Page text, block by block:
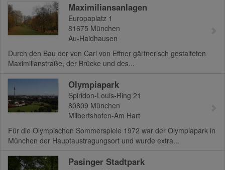
Maximiliansanlagen
Europaplatz 1
81675 München
Au-Haidhausen
Durch den Bau der von Carl von Effner gärtnerisch gestalteten
Maximilianstraße, der Brücke und des...
Olympiapark
Spiridon-Louis-Ring 21
80809 München
Milbertshofen-Am Hart
Für die Olympischen Sommerspiele 1972 war der Olympiapark in
München der Hauptaustragungsort und wurde extra...
Pasinger Stadtpark